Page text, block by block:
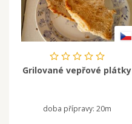
Grilované vepřové plátky
doba přípravy: 20m